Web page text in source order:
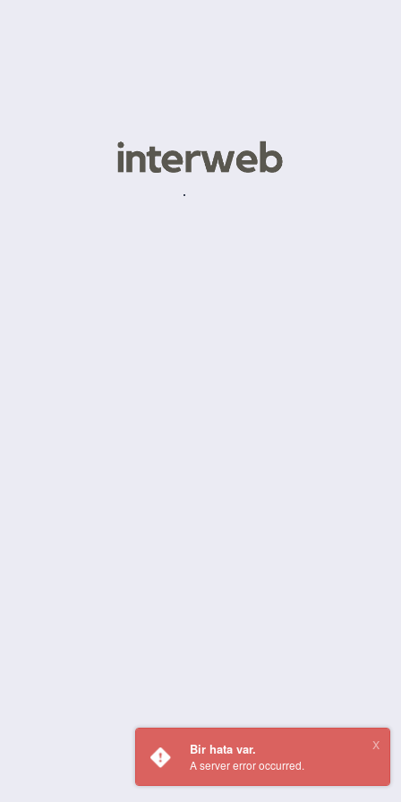
Bir hata var.
A server error occurred.